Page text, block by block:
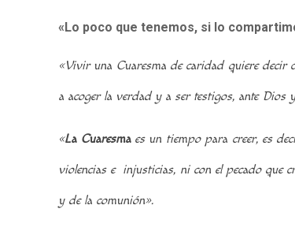
«Lo poco que tenemos, si lo
«Vivir una Cuaresma de caridad quiere decir
a acoger la verdad y a ser testigos, ante Dios
«La Cuaresmaes un tiempo para creer, es
violencias e injusticias, ni con el pecado que
y de la comunión».